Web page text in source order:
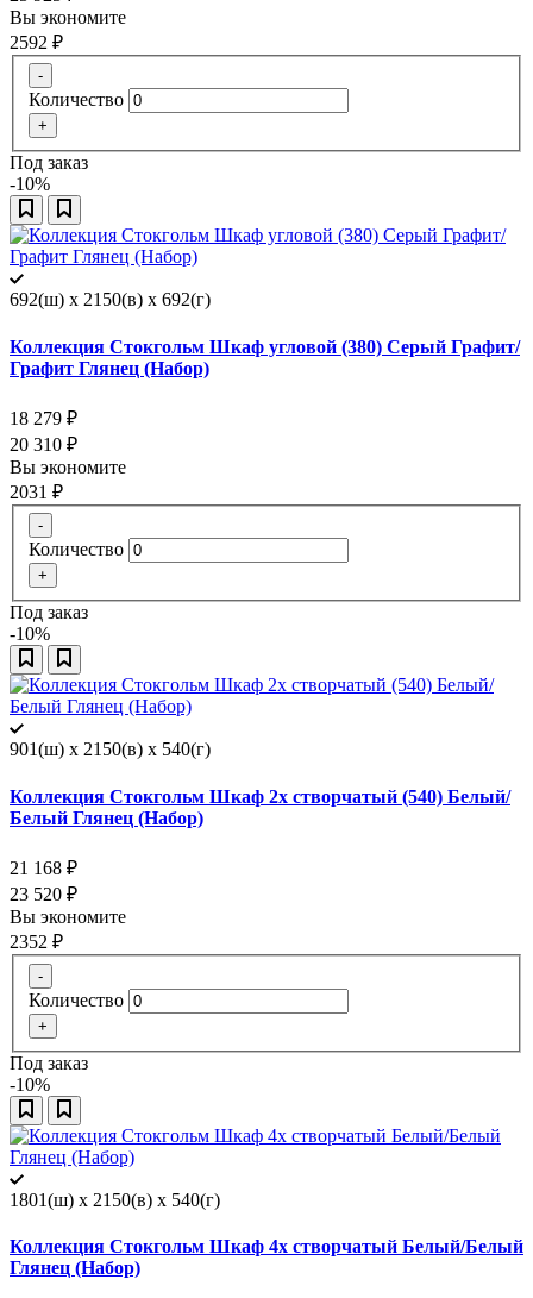
Вы экономите
2592 ₽
-
Количество
+
Под заказ
-10%
692(ш) x 2150(в) x 692(г)
Коллекция Стокгольм Шкаф угловой (380) Серый Графит/
Графит Глянец (Набор)
18 279 ₽
20 310 ₽
Вы экономите
2031 ₽
-
Количество
+
Под заказ
-10%
901(ш) x 2150(в) x 540(г)
Коллекция Стокгольм Шкаф 2х створчатый (540) Белый/
Белый Глянец (Набор)
21 168 ₽
23 520 ₽
Вы экономите
2352 ₽
-
Количество
+
Под заказ
-10%
1801(ш) x 2150(в) x 540(г)
Коллекция Стокгольм Шкаф 4х створчатый Белый/Белый
Глянец (Набор)